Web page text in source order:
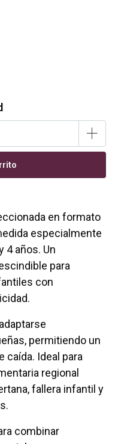
+
en formato
especialmente
4 años. Un
para
con
permitiendo un
caída. Ideal para
regional
fallera infantil y
combinar